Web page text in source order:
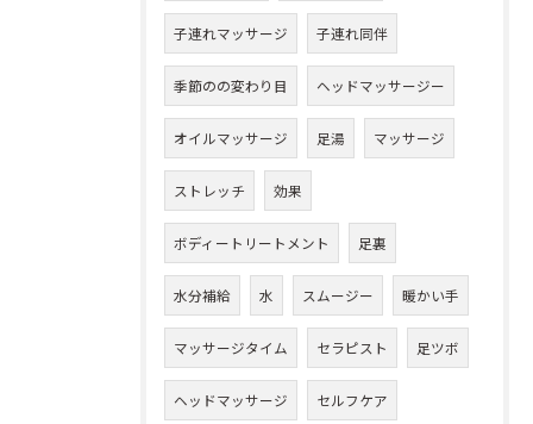
子連れマッサージ 子連れ同伴
季節のの変わり目 ヘッドマッサージー
オイルマッサージ 足湯 マッサージ
ストレッチ 効果
ボディートリートメント 足裏
水分補給 水 スムージー 暖かい手
マッサージタイム セラピスト 足ツボ
ヘッドマッサージ セルフケア